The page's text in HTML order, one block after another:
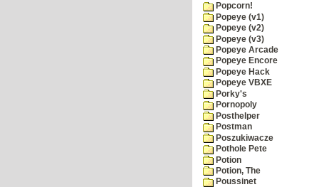
Popcorn!
Popeye (v1)
Popeye (v2)
Popeye (v3)
Popeye Arcade
Popeye Encore
Popeye Hack
Popeye VBXE
Porky's
Pornopoly
Posthelper
Postman
Poszukiwacze
Pothole Pete
Potion
Potion, The
Poussinet